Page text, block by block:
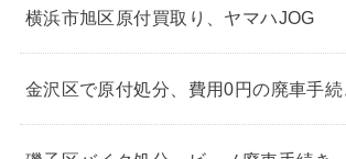
横浜市旭区原付買取り、ヤマハJOG
金沢区で原付処分、費用0円の廃車手続